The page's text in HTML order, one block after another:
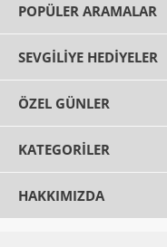
POPÜLER ARAMALAR
SEVGILIYE HEDIYELER
ÖZEL GÜNLER
KATEGORILER
HAKKIMIZDA